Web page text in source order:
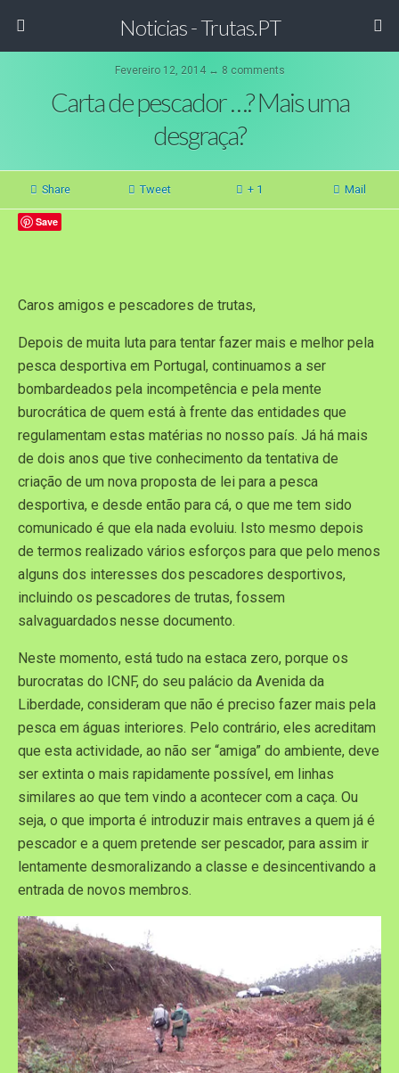
Noticias - Trutas.PT
Fevereiro 12, 2014 ↔ 8 comments
Carta de pescador …? Mais uma
desgraça?
Share Tweet + 1 Mail
Save
Caros amigos e pescadores de trutas,
Depois de muita luta para tentar fazer mais e melhor pela
pesca desportiva em Portugal, continuamos a ser
bombardeados pela incompetência e pela mente
burocrática de quem está à frente das entidades que
regulamentam estas matérias no nosso país. Já há mais
de dois anos que tive conhecimento da tentativa de
criação de um nova proposta de lei para a pesca
desportiva, e desde então para cá, o que me tem sido
comunicado é que ela nada evoluiu. Isto mesmo depois
de termos realizado vários esforços para que pelo menos
alguns dos interesses dos pescadores desportivos,
incluindo os pescadores de trutas, fossem
salvaguardados nesse documento.
Neste momento, está tudo na estaca zero, porque os
burocratas do ICNF, do seu palácio da Avenida da
Liberdade, consideram que não é preciso fazer mais pela
pesca em águas interiores. Pelo contrário, eles acreditam
que esta actividade, ao não ser “amiga” do ambiente, deve
ser extinta o mais rapidamente possível, em linhas
similares ao que tem vindo a acontecer com a caça. Ou
seja, o que importa é introduzir mais entraves a quem já é
pescador e a quem pretende ser pescador, para assim ir
lentamente desmoralizando a classe e desincentivando a
entrada de novos membros.